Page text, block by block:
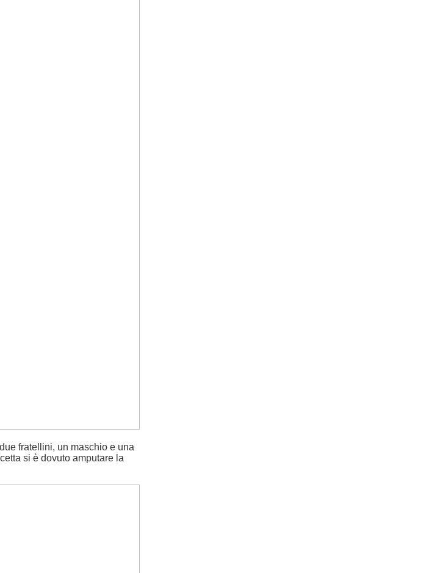
fratellini, un maschio e una
si è dovuto amputare la